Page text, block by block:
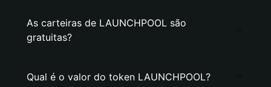
As carteiras de LAUNCHPOOL são
gratuitas?
Qual é o valor do token LAUNCHPOOL?